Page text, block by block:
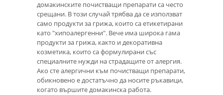
домакинските почистващи препарати са често
срещани. В този случай трябва да се използват
само продукти за грижа, които са етикетирани
като "хипоалергенни". Вече има широка гама
продукти за грижа, както и декоративна
козметика, които са формулирани със
специалните нужди на страдащите от алергия.
Ако сте алергични към почистващи препарати,
обикновено е достатъчно да носите ръкавици,
когато вършите домакинска работа.